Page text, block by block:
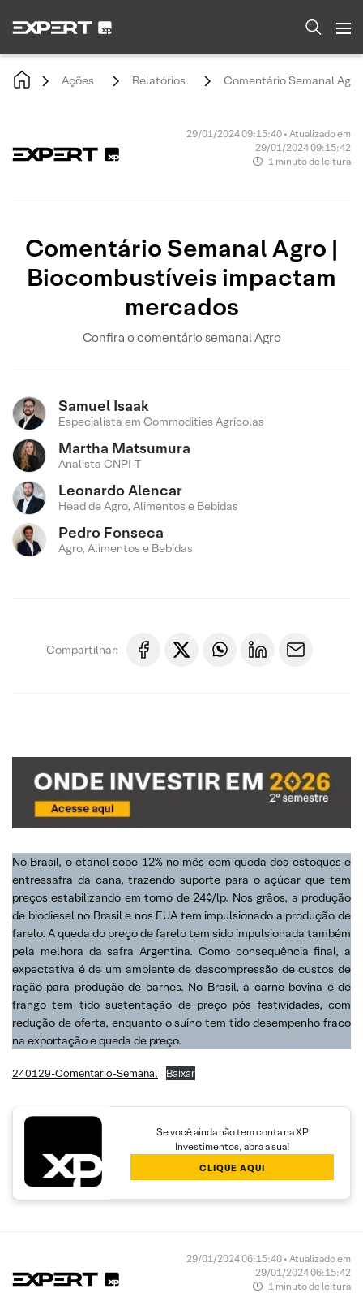
Ações Relatórios Comentário Semanal
29/01/2024 09:15:40 • Atualizado em
29/01/2024 09:15:42
1 minuto de leitura
Comentário Semanal Agro |
Biocombustíveis impactam
mercados
Confira o comentário semanal Agro
Samuel Isaak
Especialista em Commodities Agrícolas
Martha Matsumura
Analista CNPI-T
Leonardo Alencar
Head de Agro, Alimentos e Bebidas
Pedro Fonseca
Agro, Alimentos e Bebidas
Compartilhar:
No Brasil, o etanol sobe 12% no mês com queda dos estoques e
entressafra da cana, trazendo suporte para o açúcar que tem
preços estabilizando em torno de 24¢/lp. Nos grãos, a produção
de biodiesel no Brasil e nos EUA tem impulsionado a produção de
farelo. A queda do preço de farelo tem sido impulsionada também
pela melhora da safra Argentina. Como consequência final, a
expectativa é de um ambiente de descompressão de custos de
ração para produção de carnes. No Brasil, a carne bovina e de
frango tem tido sustentação de preço pós festividades, com
redução de oferta, enquanto o suíno tem tido desempenho fraco
na exportação e queda de preço.
240129-Comentario-Semanal Baixar
Se você ainda não tem conta na XP
Investimentos, abra a sua!
CLIQUE AQUI
29/01/2024 06:15:40 • Atualizado em
29/01/2024 06:15:42
1 minuto de leitura